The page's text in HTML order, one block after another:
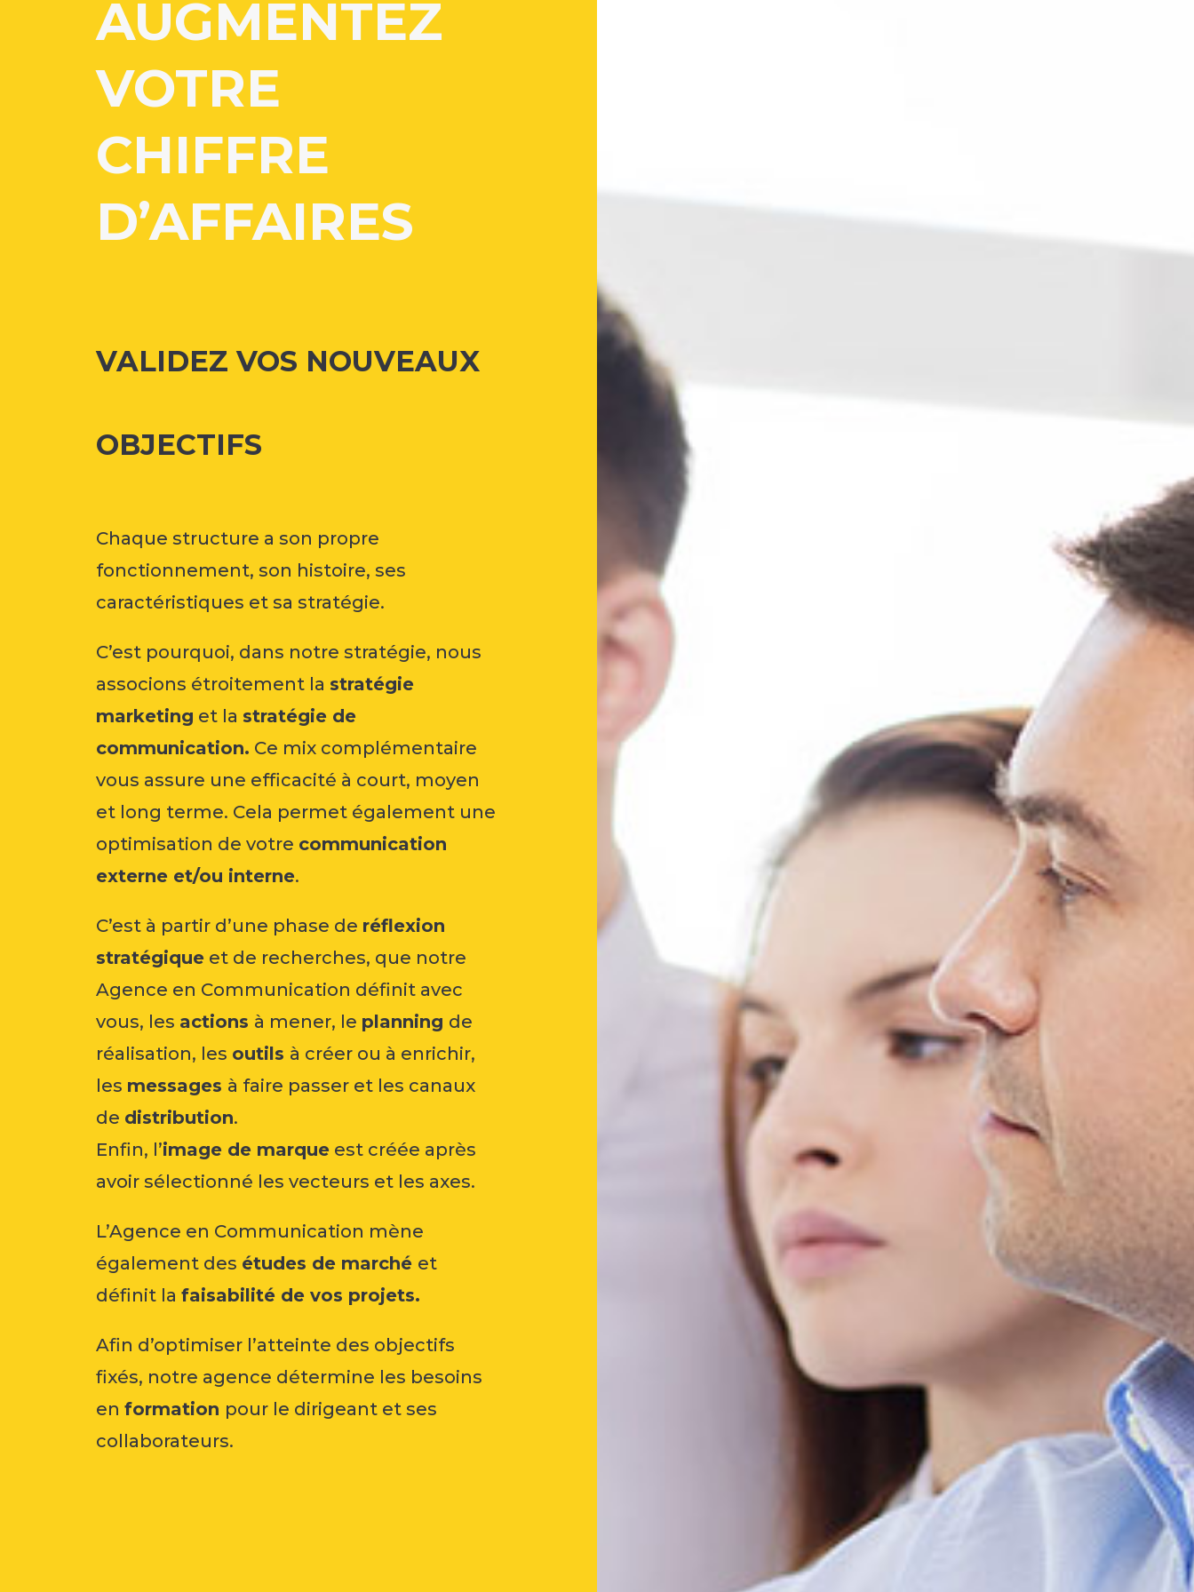
AUGMENTEZ
VOTRE
CHIFFRE
D’AFFAIRES
VALIDEZ VOS NOUVEAUX
OBJECTIFS
Chaque structure a son propre
fonctionnement, son histoire, ses
caractéristiques et sa stratégie.
C’est pourquoi, dans notre stratégie, nous
associons étroitement la stratégie
marketing et la stratégie de
communication. Ce mix complémentaire
vous assure une efficacité à court, moyen
et long terme. Cela permet également une
optimisation de votre communication
externeet/ou interne.
C’est à partir d’une phase de réflexion
stratégiqueet de recherches, que notre
Agence en Communication définit avec
vous, les actions à mener, le planning de
réalisation, les outils à créer ou à enrichir,
les messages à faire passer et les canaux
de distribution.
Enfin, l’image de marqueest créée après
avoir sélectionné les vecteurs et les axes.
L’Agence en Communication mène
également des études de marché et
définit la faisabilité de vos projets.
Afin d’optimiser l’atteinte des objectifs
fixés, notre agence détermine les besoins
en formation pour le dirigeant et ses
collaborateurs.